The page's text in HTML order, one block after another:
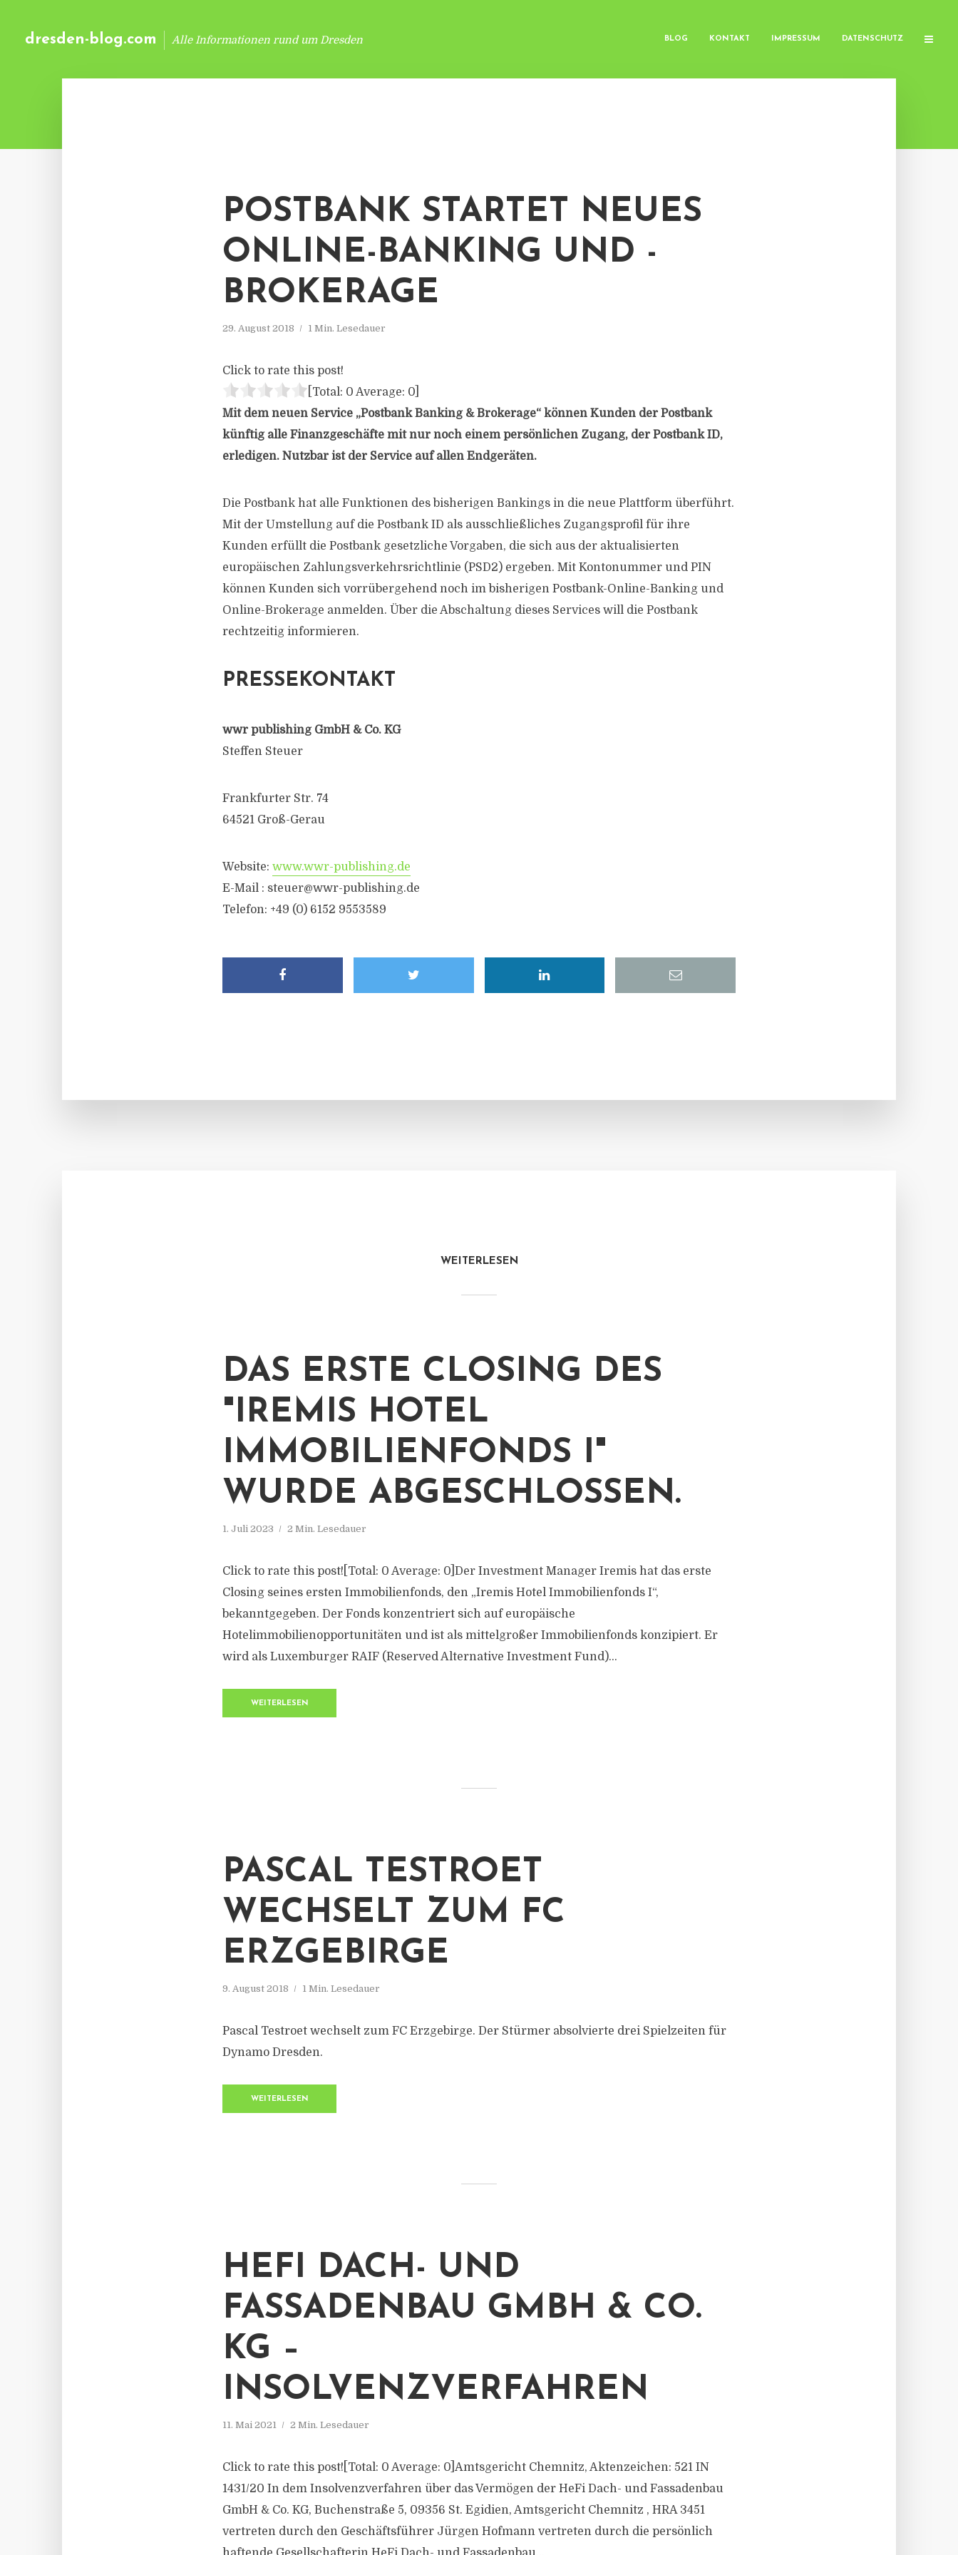
dresden-blog.com Alle Informationen rund um Dresden BLOG KONTAKT IMPRESSUM DATENSCHUTZ
POSTBANK STARTET NEUES
ONLINE-BANKING UND -
BROKERAGE
29. August 2018 1 Min. Lesedauer
Click to rate this post!
[Total: 0 Average: 0
Mit dem neuen Service „Postbank Banking & Brokerage“ können Kunden der Postbank
künftig alle Finanzgeschäfte mit nur noch einem persönlichen Zugang, der Postbank ID,
erledigen. Nutzbar ist der Service auf allen Endgeräten.
Die Postbank hat alle Funktionen des bisherigen Bankings in die neue Plattform überführt.
Mit der Umstellung auf die Postbank ID als ausschließliches Zugangsprofil für ihre
Kunden erfüllt die Postbank gesetzliche Vorgaben, die sich aus der aktualisierten
europäischen Zahlungsverkehrsrichtlinie (PSD2) ergeben. Mit Kontonummer und PIN
können Kunden sich vorrübergehend noch im bisherigen Postbank-Online-Banking und
Online-Brokerage anmelden. Über die Abschaltung dieses Services will die Postbank
rechtzeitig informieren.
PRESSEKONTAKT
wwr publishing GmbH & Co. KG
Steffen Steuer
Frankfurter Str. 74
64521 Groß-Gerau
Website: www.wwr-publishing.de
E-Mail : steuer@wwr-publishing.de
Telefon: +49 (0) 6152 9553589
WEITERLESEN
DAS ERSTE CLOSING DES
"IREMIS HOTEL
IMMOBILIENFONDS I"
WURDE ABGESCHLOSSEN.
1. Juli 2023 2 Min. Lesedauer
Click to rate this post![Total: 0 Average: 0]Der Investment Manager Iremis hat das erste
Closing seines ersten Immobilienfonds, den „Iremis Hotel Immobilienfonds I“,
bekanntgegeben. Der Fonds konzentriert sich auf europäische
Hotelimmobilienopportunitäten und ist als mittelgroßer Immobilienfonds konzipiert. Er
wird als Luxemburger RAIF (Reserved Alternative Investment Fund)...
WEITERLESEN
PASCAL TESTROET
WECHSELT ZUM FC
ERZGEBIRGE
9. August 2018 1 Min. Lesedauer
Pascal Testroet wechselt zum FC Erzgebirge. Der Stürmer absolvierte drei Spielzeiten für
Dynamo Dresden.
WEITERLESEN
HEFI DACH- UND
FASSADENBAU GMBH & CO.
KG –
INSOLVENZVERFAHREN
11. Mai 2021 2 Min. Lesedauer
Click to rate this post![Total: 0 Average: 0]Amtsgericht Chemnitz, Aktenzeichen: 521 IN
1431/20 In dem Insolvenzverfahren über das Vermögen der HeFi Dach- und Fassadenbau
GmbH & Co. KG, Buchenstraße 5, 09356 St. Egidien, Amtsgericht Chemnitz , HRA 3451
vertreten durch den Geschäftsführer Jürgen Hofmann vertreten durch die persönlich